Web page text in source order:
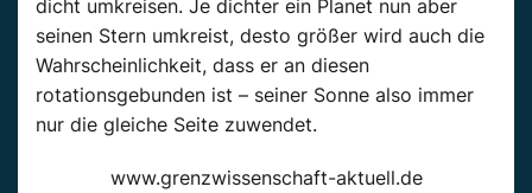
dicht umkreisen. Je dichter ein Planet nun aber
seinen Stern umkreist, desto größer wird auch die
Wahrscheinlichkeit, dass er an diesen
rotationsgebunden ist – seiner Sonne also immer
nur die gleiche Seite zuwendet.
www.grenzwissenschaft-aktuell.de